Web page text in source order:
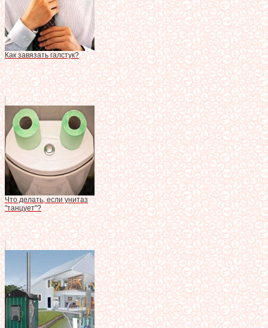
Как завязать галстук?
Что делать, если унитаз
"танцует"?